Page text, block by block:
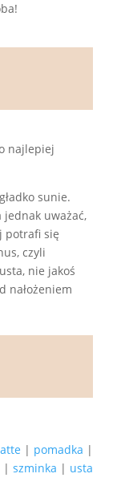
najlepiej
sunie.
jednak uważać,
potrafi się
czyli
nie jakoś
nałożeniem
| pomadka |
|szminka | usta